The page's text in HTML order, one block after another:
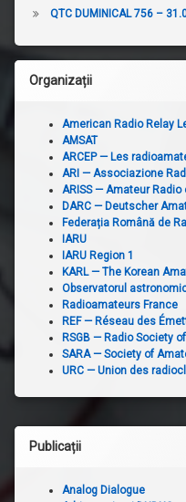
QTC DUMINICAL 756 –
Organizații
American Radio Relay
AMSAT
ARCEP — Les
ARI — Associazione
ARISS — Amateur
DARC — Deutscher
Federația Română de
IARU
IARU Region 1
KARL — The Korean
Observatorul
Radioamateurs France
REF — Réseau des
RSGB — Radio Society
SARA — Society of
URC — Union des
Publicații
Analog Dialogue